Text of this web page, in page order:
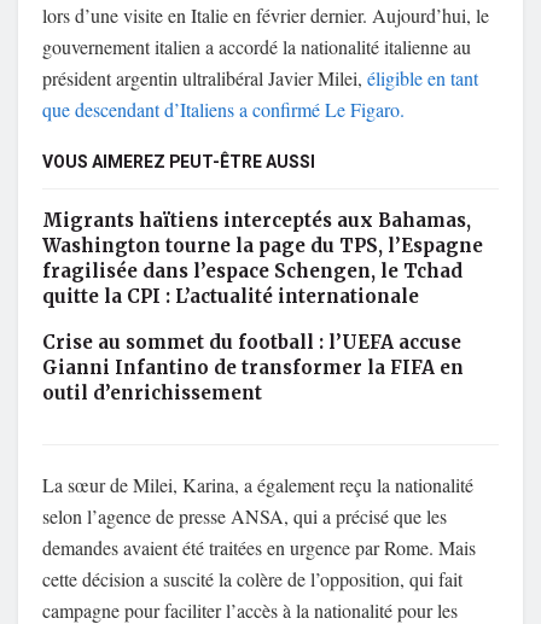
lors d’une visite en Italie en février dernier. Aujourd’hui, le
gouvernement italien a accordé la nationalité italienne au
président argentin ultralibéral Javier Milei, éligible en tant
que descendant d’Italiens a confirmé Le Figaro.
VOUS AIMEREZ PEUT-ÊTRE AUSSI
Migrants haïtiens interceptés aux Bahamas,
Washington tourne la page du TPS, l’Espagne
fragilisée dans l’espace Schengen, le Tchad
quitte la CPI : L’actualité internationale
Crise au sommet du football : l’UEFA accuse
Gianni Infantino de transformer la FIFA en
outil d’enrichissement
La sœur de Milei, Karina, a également reçu la nationalité
selon l’agence de presse ANSA, qui a précisé que les
demandes avaient été traitées en urgence par Rome. Mais
cette décision a suscité la colère de l’opposition, qui fait
campagne pour faciliter l’accès à la nationalité pour les